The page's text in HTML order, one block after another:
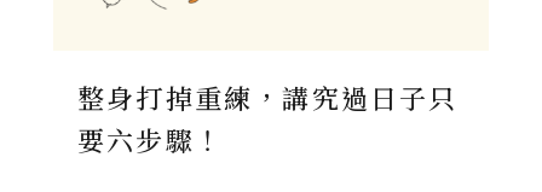
整身打掉重練，講究過日子只
要六步驟！